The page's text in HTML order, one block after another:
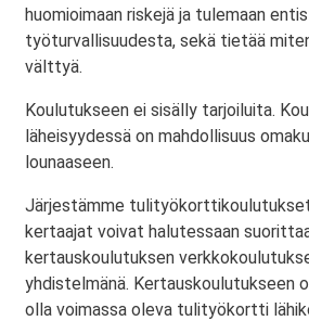
huomioimaan riskejä ja tulemaan
työturvallisuudesta, sekä tietää
välttyä.
Koulutukseen ei sisälly tarjoiluita.
läheisyydessä on mahdollisuus
lounaaseen.
Järjestämme
kertaajat voivat halutessaan
kertauskoulutuksen
yhdistelmänä. Kertauskoulutukseen
olla voimassa oleva tulityökortti